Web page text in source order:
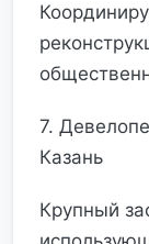
7.
Казань
Крупный